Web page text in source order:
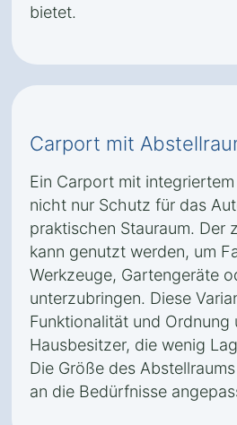
bietet.
Carport mit
Ein Carport mit
nicht nur Schutz für das
praktischen Stauraum. Der
kann genutzt werden, um
Werkzeuge, Gartengeräte
unterzubringen. Diese
Funktionalität und Ordnung
Hausbesitzer, die wenig
Die Größe des
an die Bedürfnisse